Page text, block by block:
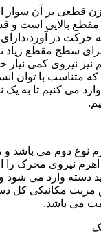
قطعی بر آن سوار
بالایی است و
حرکت در
سطح مقطع زیاد
نیروی کمی نیاز
متناسب با توان
می کنیم تا به یک
نوع دوم می باشد
اهرم نیروی محرک
دسته وارد می شود
مزیت مکانیکی کل
می باشد.